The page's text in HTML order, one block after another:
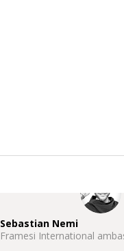
Sebastian Nemi
Framesi International